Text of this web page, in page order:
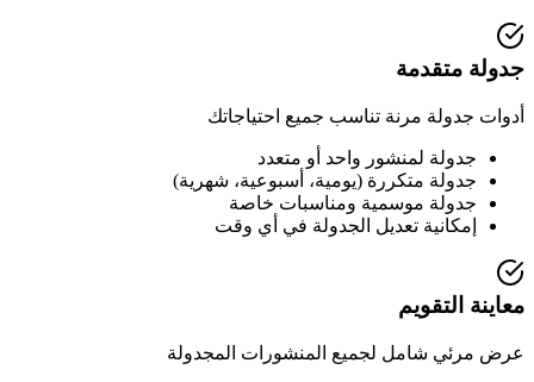
جدولة متقدمة
أدوات جدولة مرنة تناسب جميع احتياجاتك
جدولة لمنشور واحد أو متعدد
جدولة متكررة (يومية، أسبوعية، شهرية)
جدولة موسمية ومناسبات خاصة
إمكانية تعديل الجدولة في أي وقت
معاينة التقويم
عرض مرئي شامل لجميع المنشورات المجدولة